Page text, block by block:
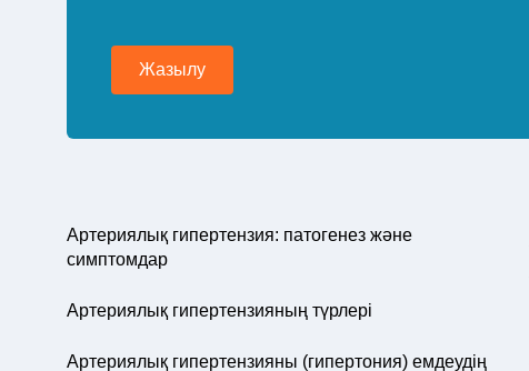
Жазылу
Артериялық гипертензия: патогенез және
симптомдар
Артериялық гипертензияның түрлері
Артериялық гипертензияны (гипертония) емдеудің